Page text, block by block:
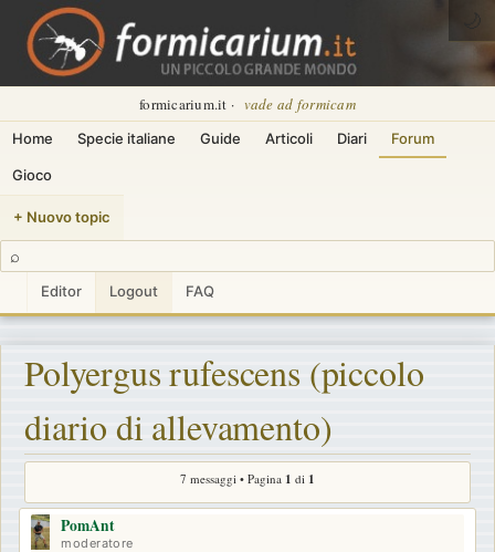
formicarium.it · vade ad formicam
Home Specie italiane Guide Articoli Diari Forum
Gioco
+ Nuovo topic
⌕
Editor Logout FAQ
🌙
Polyergus rufescens (piccolo
diario di allevamento)
7 messaggi • Pagina 1 di 1
PomAnt
moderatore